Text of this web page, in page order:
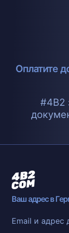
Оплатите
#4B2
Ваш адрес в
Email и адрес